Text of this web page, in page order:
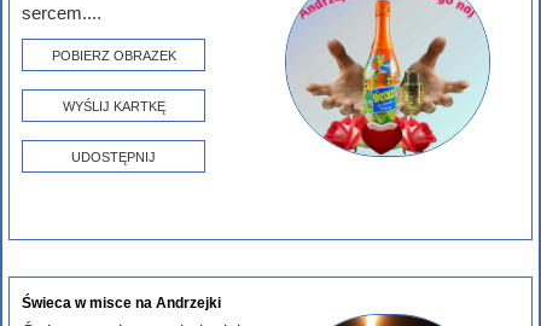
sercem....
POBIERZ OBRAZEK
WYŚLIJ KARTKĘ
UDOSTĘPNIJ
Świeca w misce na Andrzejki